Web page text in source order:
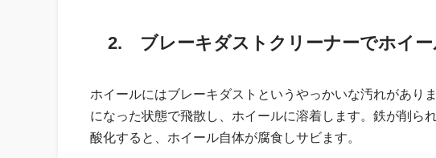
2. ブレーキダストクリーナーでホイー
ホイールにはブレーキダストというやっかいな汚れがあり
になった状態で飛散し、ホイールに溶着します。鉄が削ら
酸化すると、ホイール自体が腐食しサビます。